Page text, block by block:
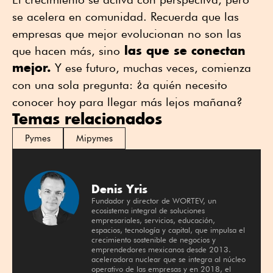
se acelera en comunidad. Recuerda que las
empresas que mejor evolucionan no son las
que hacen más, sino
las que se conectan
mejor. Y ese futuro, muchas veces, comienza
con una sola pregunta: ¿a quién necesito
conocer hoy para llegar más lejos mañana?
Temas relacionados
Pymes Mipymes
Denis Yris
Fundador y director de WORTEV, un
ecosistema integral de soluciones
empresariales, servicios, educación,
espacios, tecnología y capital, que impulsa el
crecimiento sostenible de negocios y
emprendedores mexicanos desde 2013.
aceleradora nuclear que se integra al núcleo
operativo de las empresas y en 2018, el